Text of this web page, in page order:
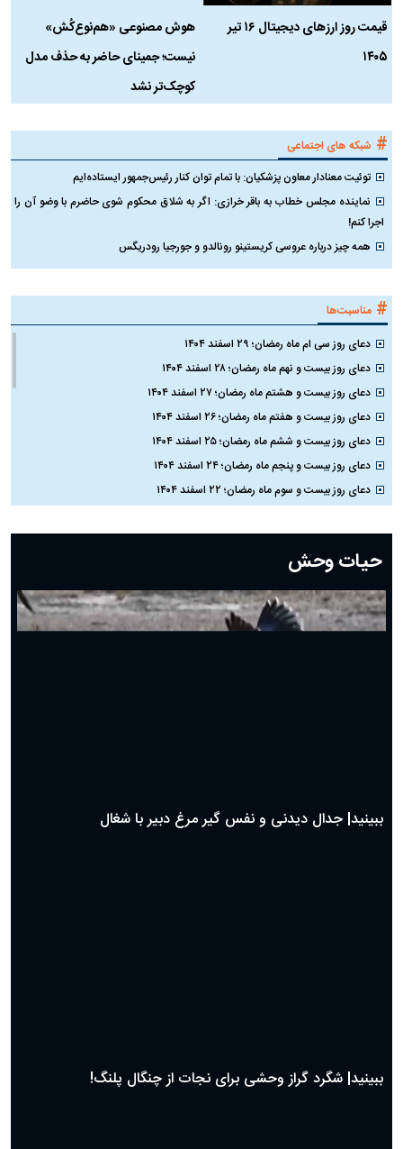
قیمت روز ارز‌های دیجیتال ۱۶ تیر
۱۴۰۵
هوش مصنوعی «هم‌نوع‌کُش»
نیست؛ جمینای حاضر به حذف مدل
کوچک‌تر نشد
# شبکه های اجتماعی
توئیت معنادار معاون پزشکیان: با تمام توان کنار رئیس‌جمهور ایستاده‌ایم
نماینده مجلس خطاب به باقر خرازی: اگر به شلاق محکوم شوی حاضرم با وضو آن را
اجرا کنم!
همه چیز درباره عروسی کریستینو رونالدو و جورجیا رودریگس
# مناسبت‌ها
دعای روز سی ام ماه رمضان؛ ۲۹ اسفند ۱۴۰۴
دعای روز بیست و نهم ماه رمضان؛ ۲۸ اسفند ۱۴۰۴
دعای روز بیست و هشتم ماه رمضان؛ ۲۷ اسفند ۱۴۰۴
دعای روز بیست و هفتم ماه رمضان؛ ۲۶ اسفند ۱۴۰۴
دعای روز بیست و ششم ماه رمضان؛ ۲۵ اسفند ۱۴۰۴
دعای روز بیست و پنجم ماه رمضان؛ ۲۴ اسفند ۱۴۰۴
دعای روز بیست و سوم ماه رمضان؛ ۲۲ اسفند ۱۴۰۴
دعای روز بیستم ماه رمضان؛ ۱۹ اسفند ۱۴۰۴
دعای روز هشتم ماه مبارک رمضان؛ ۷ اسفند ماه ۱۴۰۴
دعای روز هفتم ماه رمضان؛ ۶ اسفند ۱۴۰۴
دعای روز ششم ماه رمضان؛ ۵ اسفند ۱۴۰۴
دعای روز پنجم ماه رمضان؛ ۴ اسفند ۱۴۰۴
حیات وحش
ببینید| جدال دیدنی و نفس گیر مرغ دبیر با شغال
ببینید| شگرد گراز وحشی برای نجات از چنگال پلنگ!